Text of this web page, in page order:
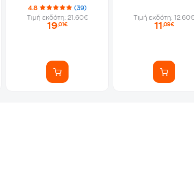
4.8
(39)
Τιμή εκδότη: 21.60€
19,01€
Τιμή εκδότη: 12.60€
11 ,09€